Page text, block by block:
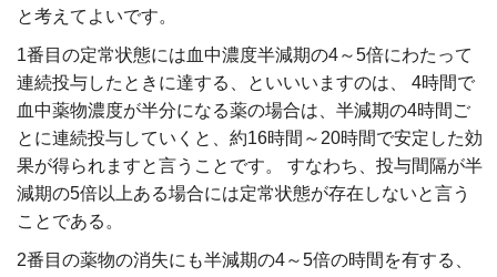
と考えてよいです。
1番目の定常状態には血中濃度半減期の4～5倍にわたって
連続投与したときに達する、といいいますのは、 4時間で
血中薬物濃度が半分になる薬の場合は、半減期の4時間ご
とに連続投与していくと、約16時間～20時間で安定した効
果が得られますと言うことです。 すなわち、投与間隔が半
減期の5倍以上ある場合には定常状態が存在しないと言う
ことである。
2番目の薬物の消失にも半減期の4～5倍の時間を有する、